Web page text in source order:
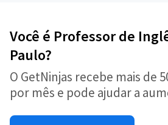
Você é Professor de
Paulo?
O GetNinjas recebe mais de
por mês e pode ajudar a